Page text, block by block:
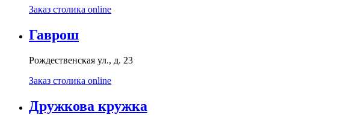
Заказ столика online
Гаврош
Рождественская ул., д. 23
Заказ столика online
Дружкова кружка